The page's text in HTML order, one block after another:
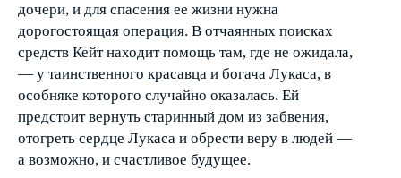
дочери, и для спасения ее жизни нужна
дорогостоящая операция. В отчаянных поисках
средств Кейт находит помощь там, где не ожидала,
— у таинственного красавца и богача Лукаса, в
особняке которого случайно оказалась. Ей
предстоит вернуть старинный дом из забвения,
отогреть сердце Лукаса и обрести веру в людей —
а возможно, и счастливое будущее.